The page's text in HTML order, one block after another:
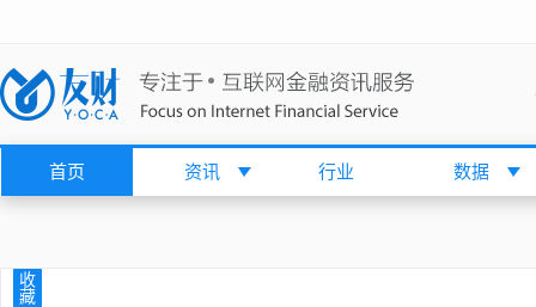
首页 资讯 行业 数据
收
藏